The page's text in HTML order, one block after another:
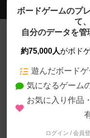
ボードゲームのプ
て、
自分のデータを管
約75,000人がボド
遊んだボード
気になるゲーム
お気に入り作品
ログイン / 会員
ボドゲーマTOP
ボードゲームを検索
ボードゲームの新着
ボードゲーム会情報
メカニクス特集
掲示板・トピックス